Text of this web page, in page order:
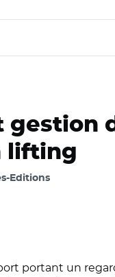
gestion
lifting
Editions
portant un